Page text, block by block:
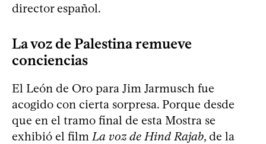
director español.
La voz de Palestina remueve
conciencias
El León de Oro para Jim Jarmusch fue
acogido con cierta sorpresa. Porque desde
que en el tramo final de esta Mostra se
exhibió el film La voz de Hind Rajab, de la